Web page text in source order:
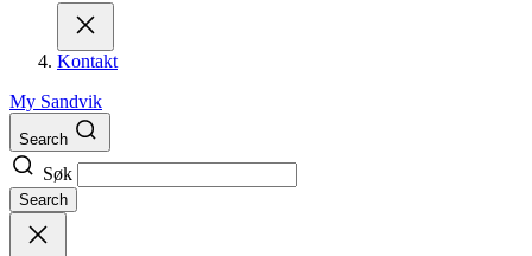
Kontakt
My Sandvik
Search
Søk
Search